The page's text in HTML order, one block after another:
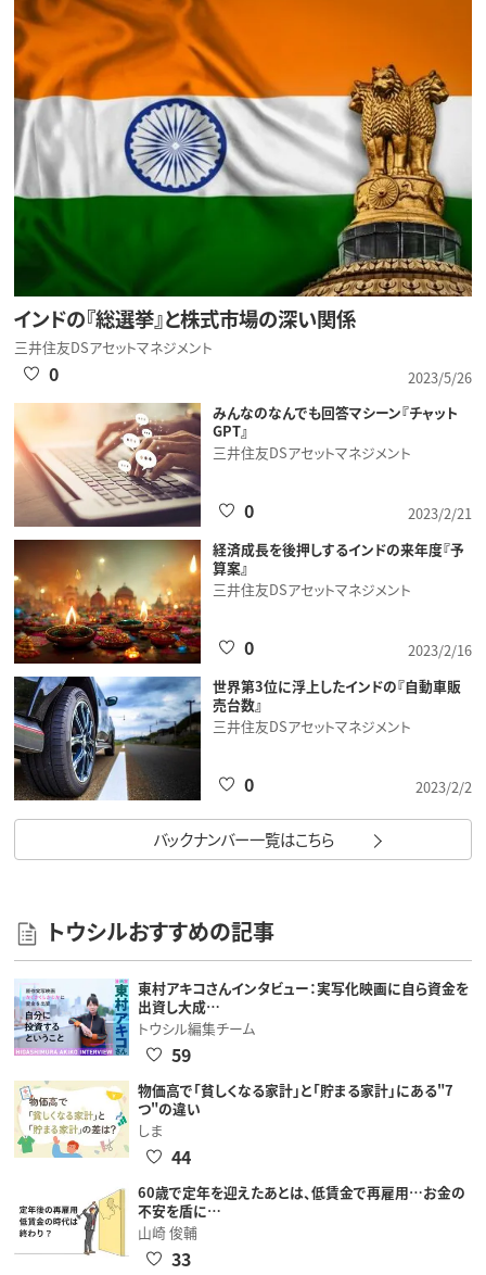
インドの『総選挙』と株式市場の深い関係
三井住友DSアセットマネジメント
2023/5/26
0
みんなのなんでも回答マシーン『チャット
GPT』
三井住友DSアセットマネジメント
2023/2/21
0
経済成長を後押しするインドの来年度『予
算案』
三井住友DSアセットマネジメント
2023/2/16
0
世界第3位に浮上したインドの『自動車販
売台数』
三井住友DSアセットマネジメント
2023/2/2
0
バックナンバー一覧はこちら
トウシルおすすめの記事
東村アキコさんインタビュー：実写化映画に自ら資金を
出資し大成…
トウシル編集チーム
59
物価高で「貧しくなる家計」と「貯まる家計」にある"7
つ"の違い
しま
44
60歳で定年を迎えたあとは、低賃金で再雇用…お金の
不安を盾に…
山崎 俊輔
33